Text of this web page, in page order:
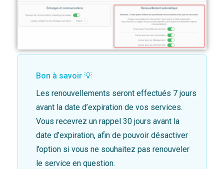
Bon à savoir 💡
Les renouvellements seront effectués 7 jours
avant la date d’expiration de vos services.
Vous recevrez un rappel 30 jours avant la
date d’expiration, afin de pouvoir désactiver
l’option si vous ne souhaitez pas renouveler
le service en question.